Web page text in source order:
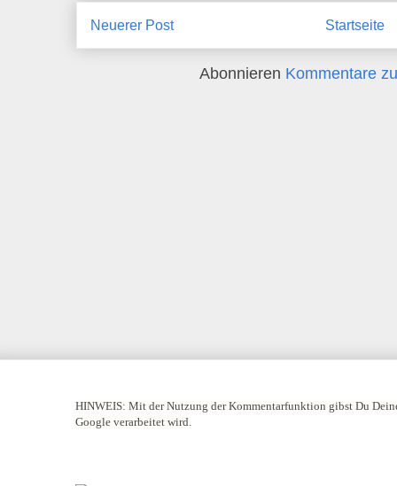
Neuerer Post Startseite
Abonnieren Kommentare
HINWEIS: Mit der Nutzung der Kommentarfunktion gibst Du
Google verarbeitet wird.